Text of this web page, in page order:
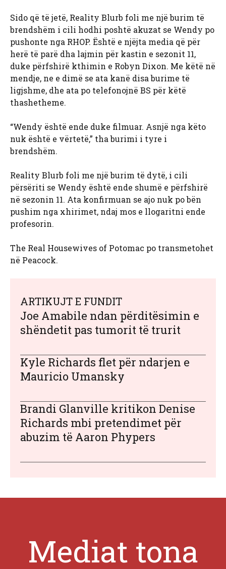
Sido që të jetë, Reality Blurb foli me një burim të
brendshëm i cili hodhi poshtë akuzat se Wendy po
pushonte nga RHOP. Është e njëjta media që për
herë të parë dha lajmin për kastin e sezonit 11,
duke përfshirë kthimin e Robyn Dixon. Me këtë në
mendje, ne e dimë se ata kanë disa burime të
ligjshme, dhe ata po telefonojnë BS për këtë
thashetheme.
“Wendy është ende duke filmuar. Asnjë nga këto
nuk është e vërtetë,” tha burimi i tyre i
brendshëm.
Reality Blurb foli me një burim të dytë, i cili
përsëriti se Wendy është ende shumë e përfshirë
në sezonin 11. Ata konfirmuan se ajo nuk po bën
pushim nga xhirimet, ndaj mos e llogaritni ende
profesorin.
The Real Housewives of Potomac po transmetohet
në Peacock.
ARTIKUJT E FUNDIT
Joe Amabile ndan përditësimin e
shëndetit pas tumorit të trurit
Kyle Richards flet për ndarjen e
Mauricio Umansky
Brandi Glanville kritikon Denise
Richards mbi pretendimet për
abuzim të Aaron Phypers
Mediat tona